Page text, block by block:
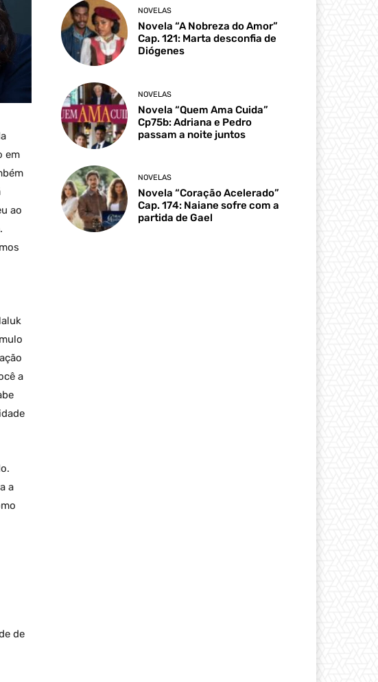
em
ao
a
a
de
NOVELAS
Novela “A Nobreza do Amor”
Cap. 121: Marta desconfia de
Diógenes
NOVELAS
Novela “Quem Ama Cuida”
Cp75b: Adriana e Pedro
passam a noite juntos
NOVELAS
Novela “Coração Acelerado”
Cap. 174: Naiane sofre com a
partida de Gael